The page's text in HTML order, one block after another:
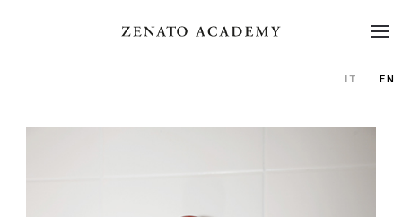
IT EN